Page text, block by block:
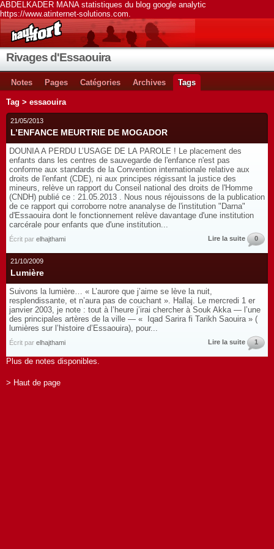
ABDELKADER MANA statistiques du blog google analytic
https://www.atinternet-solutions.com.
Rivages d'Essaouira
Notes Pages Catégories Archives Tags
Tag > essaouira
21/05/2013
L’ENFANCE MEURTRIE DE MOGADOR
DOUNIA A PERDU L’USAGE DE LA PAROLE ! Le placement des
enfants dans les centres de sauvegarde de l'enfance n'est pas
conforme aux standards de la Convention internationale relative aux
droits de l'enfant (CDE), ni aux principes régissant la justice des
mineurs, relève un rapport du Conseil national des droits de l'Homme
(CNDH) publié ce : 21.05.2013 . Nous nous réjouissons de la publication
de ce rapport qui corroborre notre ananalyse de l'institution "Darna"
d'Essaouira dont le fonctionnement relève davantage d'une institution
carcérale pour enfants que d'une institution...
Écrit par elhajthami Lire la suite 0
21/10/2009
Lumière
Suivons la lumière… « L’aurore que j’aime se lève la nuit,
resplendissante, et n’aura pas de couchant ». Hallaj. Le mercredi 1 er
janvier 2003, je note : tout à l’heure j’irai chercher à Souk Akka — l’une
des principales artères de la ville — « Iqad Sarira fi Tarikh Saouira » (
lumières sur l’histoire d’Essaouira), pour...
Écrit par elhajthami Lire la suite 1
Plus de notes disponibles.
> Haut de page